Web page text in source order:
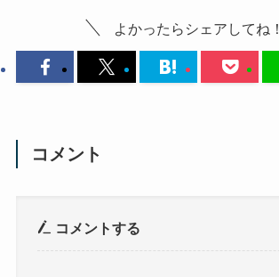
よかったらシェアしてね！
コメント
コメントする